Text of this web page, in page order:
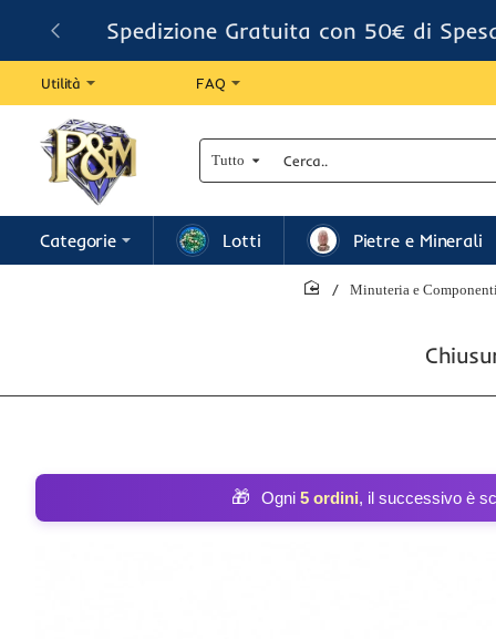
Spedizione Gratuita con 50€ di
Utilità FAQ
Tutto
Cerca..
Categorie Lotti Pietre e Minerali
Minuteria e
🎁 Ogni 5 ordini, il successivo è